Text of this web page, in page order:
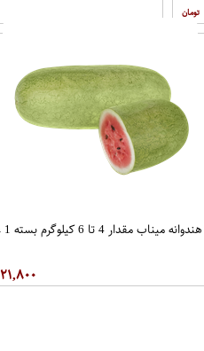
هندوانه میناب مقدار 4 تا 6 کیلوگرم بسته 1 عددی
۲۱,۸۰۰